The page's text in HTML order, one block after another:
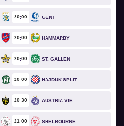
20 00 GENT
20 00 HAMMARBY
20 00 ST. GALLEN
20 00 HAJDUK SPLIT
20 30
21 00 SHELBOURNE